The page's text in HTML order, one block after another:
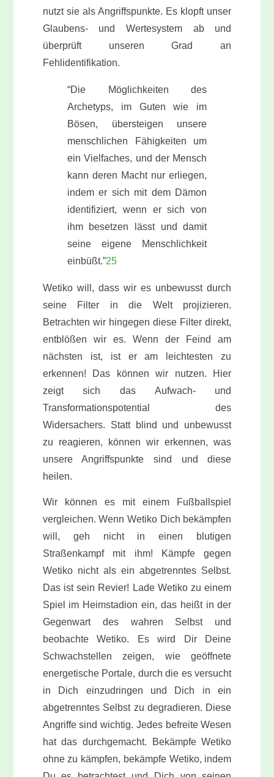
nutzt sie als Angriffspunkte. Es klopft unser
Glaubens- und Wertesystem ab und
überprüft unseren Grad an
Fehlidentifikation.
“Die Möglichkeiten des
Archetyps, im Guten wie im
Bösen, übersteigen unsere
menschlichen Fähigkeiten um
ein Vielfaches, und der Mensch
kann deren Macht nur erliegen,
indem er sich mit dem Dämon
identifiziert, wenn er sich von
ihm besetzen lässt und damit
seine eigene Menschlichkeit
einbüßt.”25
Wetiko will, dass wir es unbewusst durch
seine Filter in die Welt projizieren.
Betrachten wir hingegen diese Filter direkt,
entblößen wir es. Wenn der Feind am
nächsten ist, ist er am leichtesten zu
erkennen! Das können wir nutzen. Hier
zeigt sich das Aufwach- und
Transformationspotential des
Widersachers. Statt blind und unbewusst
zu reagieren, können wir erkennen, was
unsere Angriffspunkte sind und diese
heilen.
Wir können es mit einem Fußballspiel
vergleichen. Wenn Wetiko Dich bekämpfen
will, geh nicht in einen blutigen
Straßenkampf mit ihm! Kämpfe gegen
Wetiko nicht als ein abgetrenntes Selbst.
Das ist sein Revier! Lade Wetiko zu einem
Spiel im Heimstadion ein, das heißt in der
Gegenwart des wahren Selbst und
beobachte Wetiko. Es wird Dir Deine
Schwachstellen zeigen, wie geöffnete
energetische Portale, durch die es versucht
in Dich einzudringen und Dich in ein
abgetrenntes Selbst zu degradieren. Diese
Angriffe sind wichtig. Jedes befreite Wesen
hat das durchgemacht. Bekämpfe Wetiko
ohne zu kämpfen, bekämpfe Wetiko, indem